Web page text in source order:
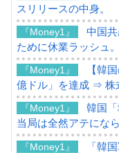
スリリースの中身。
『Money1』
中国
ために休業ラッシュ。
『Money1』
【韓
億ドル」を達成 ⇒ 株
『Money1』
韓国
当局は全然アテにな
『Money1』
「韓